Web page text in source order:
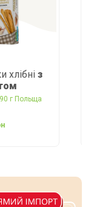
Хліб білий
Dr. Schar 250 г Італія